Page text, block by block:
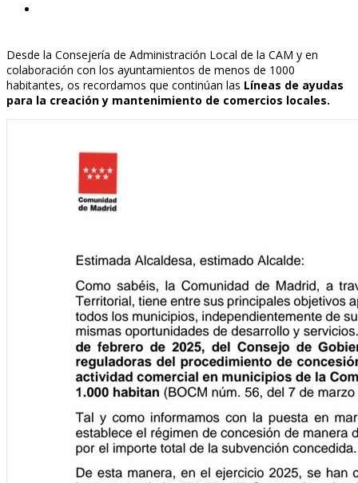
Desde la Consejería de Administración Local de la CAM y en
colaboración con los ayuntamientos de menos de 1000
habitantes, os recordamos que continúan las Líneas de ayudas
para la creación y mantenimiento de comercios locales.